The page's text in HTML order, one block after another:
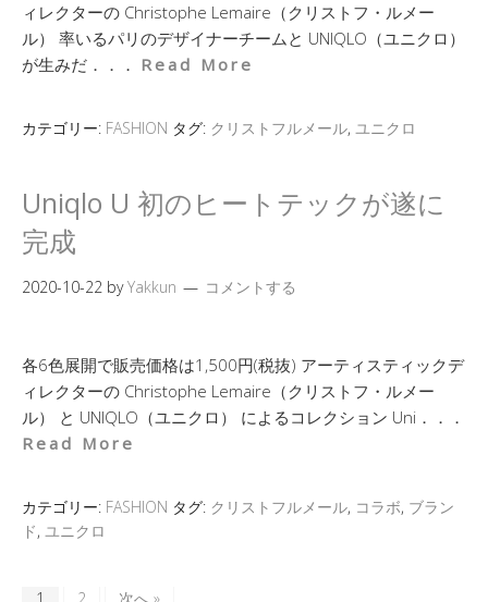
ィレクターの Christophe Lemaire（クリストフ・ルメー
ル） 率いるパリのデザイナーチームと UNIQLO（ユニクロ）
が生みだ．．． Read More
カテゴリー: FASHION タグ: クリストフルメール, ユニクロ
Uniqlo U 初のヒートテックが遂に
完成
2020-10-22 byYakkun コメントする
各6色展開で販売価格は1,500円(税抜) アーティスティックデ
ィレクターの Christophe Lemaire（クリストフ・ルメー
ル） と UNIQLO（ユニクロ） によるコレクション Uni．．．
Read More
カテゴリー: FASHION タグ: クリストフルメール, コラボ, ブラン
ド, ユニクロ